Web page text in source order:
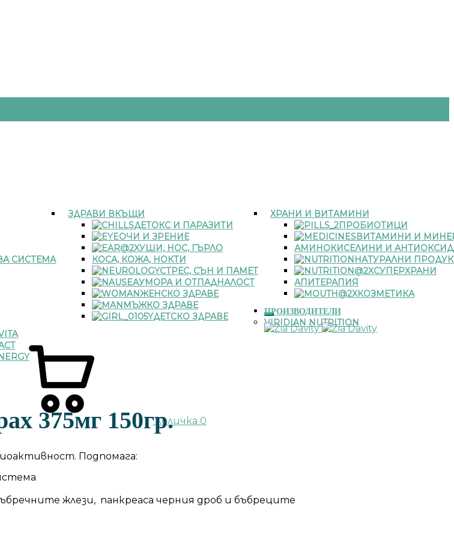
СИСТЕМА
ЗДРАВИ ВКЪЩИ
ДЕТОКС И ПАРАЗИТИ
ОЧИ И ЗРЕНИЕ
УШИ, НОС, ГЪРЛО
КОСА, КОЖА, НОКТИ
СТРЕС, СЪН И ПАМЕТ
УМОРА И ОТПАДНАЛОСТ
ЖЕНСКО ЗДРАВЕ
МЪЖКО ЗДРАВЕ
ДЕТСКО ЗДРАВЕ
ХРАНИ И ВИТАМИНИ
ПРОБИОТИЦИ
ВИТАМИНИ И
АМИНОКИСЕЛИНИ И
НАТУРАЛНИ
СУПЕРХРАНИ
АПИТЕРАПИЯ
КОЗМЕТИКА
ПРОИЗВОДИТЕЛИ
VIRIDIAN NUTRITION
Количка 0
375мг 150гр.
Подпомага:
жлези, панкреаса черния дроб и бъбреците